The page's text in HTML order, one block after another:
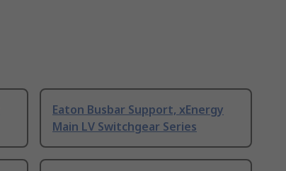
Eaton Busbar Support, xEnergy
Main LV Switchgear Series